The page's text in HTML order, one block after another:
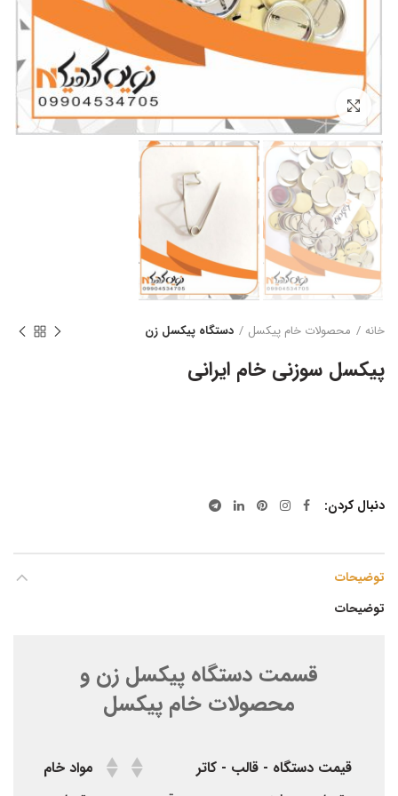
خانه محصولات خام پیکسل دستگاه پیکسل زن
پیکسل سوزنی خام ایرانی
دنبال کردن
توضیحات
توضیحات
قسمت دستگاه پیکسل زن و
محصولات خام پیکسل
قیمت دستگاه - قالب - کاتر
مواد خام